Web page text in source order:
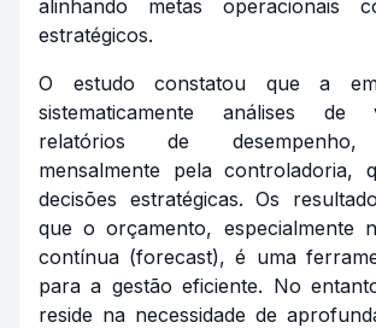
alinhando metas operacionais
estratégicos.
O estudo constatou que a
sistematicamente análises de
relatórios de desempenho,
mensalmente pela controladoria,
decisões estratégicas. Os
que o orçamento, especialmente
contínua (forecast), é uma
para a gestão eficiente. No
reside na necessidade de